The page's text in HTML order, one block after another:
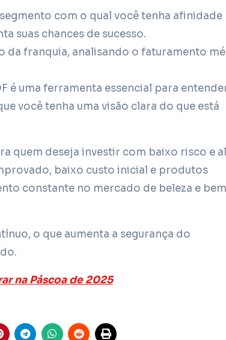
com o qual você tenha afinidade
suas chances de sucesso.
da franquia, analisando o faturamento
é uma ferramenta essencial para
você tenha uma visão clara do que está
quem deseja investir com baixo risco e
baixo custo inicial e produtos
constante no mercado de beleza e
o que aumenta a segurança do
na Páscoa de 2025